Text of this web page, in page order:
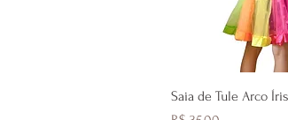
Visualização
Saia de Tule Arco Íris